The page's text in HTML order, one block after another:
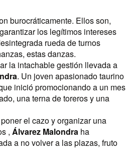
burocráticamente. Ellos son,
los legítimos intereses
rueda de turnos
estas danzas.
la intachable gestión llevada a
. Un joven apasionado taurino
inició promocionando a un mes
una terna de toreros y una
el cazo y organizar una
, Álvarez Malondraha
a no volver a las plazas, fruto